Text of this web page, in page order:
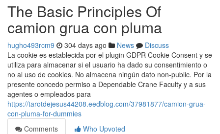
The Basic Principles Of
camion grua con pluma
hugho493rcm9 304 days ago News
Discuss
La cookie es establecida por el plugin GDPR Cookie Consent y se
utiliza para almacenar si el usuario ha dado su consentimiento o
no al uso de cookies. No almacena ningún dato non-public. Por la
presente concedo permiso a Dependable Crane Faculty y a sus
agentes o empleados para
https://tarotdejesus44208.eedblog.com/37981877/camion-grua-
con-pluma-for-dummies
Comments
Who Upvoted